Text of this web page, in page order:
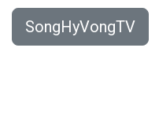
SongHyVongTV